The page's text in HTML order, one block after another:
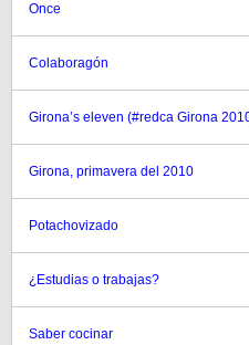
Once
Colaboragón
Girona’s eleven (#redca Girona
Girona, primavera del 2010
Potachovizado
¿Estudias o trabajas?
Saber cocinar